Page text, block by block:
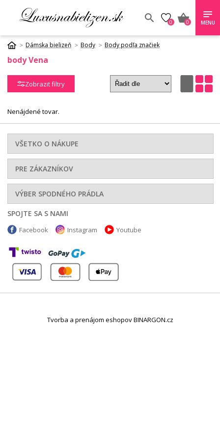
0 0 MENU
Dámska bielizeň Body Body podľa značiek
body Vena
Zobrazit filtry
Nenájdené tovar.
VŠETKO O NÁKUPE
PRE ZÁKAZNÍKOV
VÝBER SPODNÉHO PRÁDLA
SPOJTE SA S NAMI
Facebook Instagram Youtube
Tvorba a prenájom eshopov BINARGON.cz